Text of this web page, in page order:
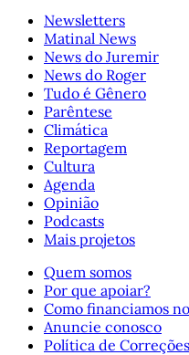
Newsletters
Matinal News
News do Juremir
News do Roger
Tudo é Gênero
Parêntese
Climática
Reportagem
Cultura
Agenda
Opinião
Podcasts
Mais projetos
Quem somos
Por que apoiar?
Como financiamos
Anuncie conosco
Política de